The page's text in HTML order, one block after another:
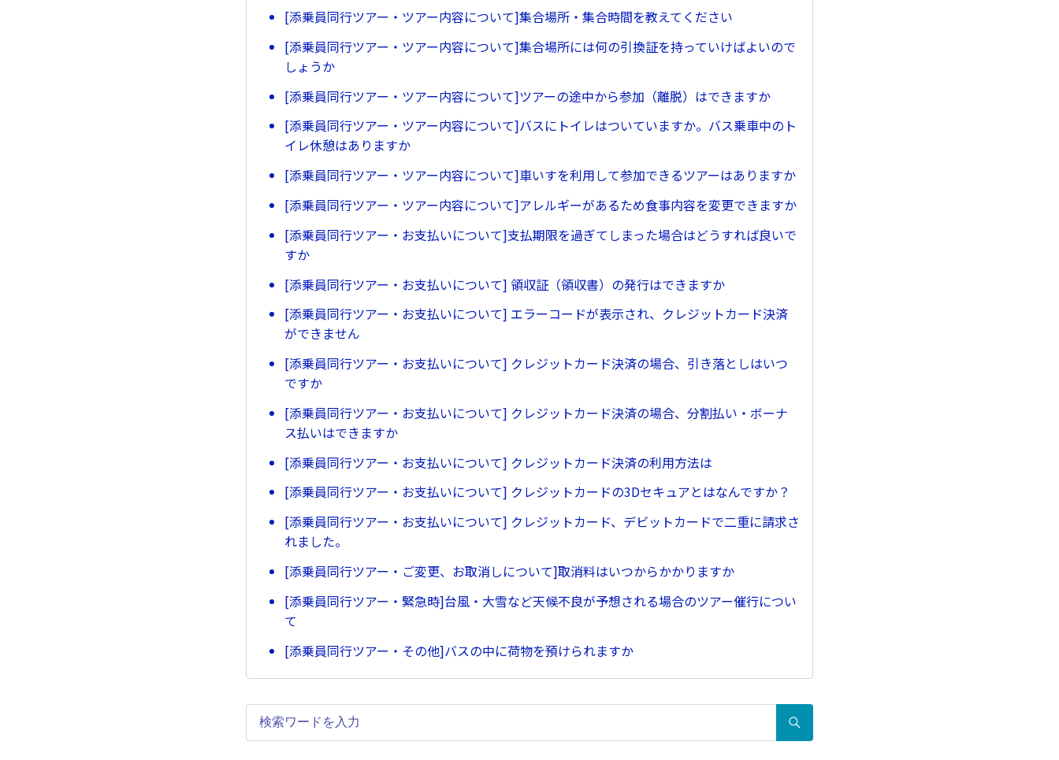
[添乗員同行ツアー・ツアー内容について]集合場所・集合時間を教えてください
[添乗員同行ツアー・ツアー内容について]集合場所には何の引換証を持っていけばよいので
しょうか
[添乗員同行ツアー・ツアー内容について]ツアーの途中から参加（離脱）はできますか
[添乗員同行ツアー・ツアー内容について]バスにトイレはついていますか。バス乗車中のト
イレ休憩はありますか
[添乗員同行ツアー・ツアー内容について]車いすを利用して参加できるツアーはありますか
[添乗員同行ツアー・ツアー内容について]アレルギーがあるため食事内容を変更できますか
[添乗員同行ツアー・お支払いについて]支払期限を過ぎてしまった場合はどうすれば良いで
すか
[添乗員同行ツアー・お支払いについて] 領収証（領収書）の発行はできますか
[添乗員同行ツアー・お支払いについて] エラーコードが表示され、クレジットカード決済
ができません
[添乗員同行ツアー・お支払いについて] クレジットカード決済の場合、引き落としはいつ
ですか
[添乗員同行ツアー・お支払いについて] クレジットカード決済の場合、分割払い・ボーナ
ス払いはできますか
[添乗員同行ツアー・お支払いについて] クレジットカード決済の利用方法は
[添乗員同行ツアー・お支払いについて] クレジットカードの3Dセキュアとはなんですか？
[添乗員同行ツアー・お支払いについて] クレジットカード、デビットカードで二重に請求さ
れました。
[添乗員同行ツアー・ご変更、お取消しについて]取消料はいつからかかりますか
[添乗員同行ツアー・緊急時]台風・大雪など天候不良が予想される場合のツアー催行につい
て
[添乗員同行ツアー・その他]バスの中に荷物を預けられますか